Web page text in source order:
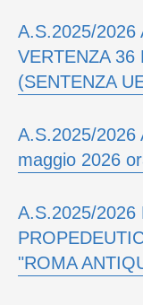
A.S.2025/2026
VERTENZA 36
(SENTENZA
A.S.2025/2026
maggio 2026
A.S.2025/2026
"ROMA